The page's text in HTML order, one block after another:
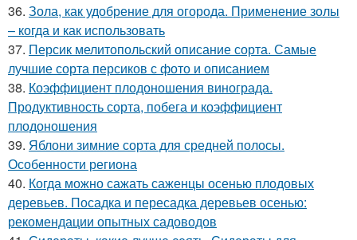
36. Зола, как удобрение для огорода. Применение золы
– когда и как использовать
37. Персик мелитопольский описание сорта. Самые
лучшие сорта персиков с фото и описанием
38. Коэффициент плодоношения винограда.
Продуктивность сорта, побега и коэффициент
плодоношения
39. Яблони зимние сорта для средней полосы.
Особенности региона
40. Когда можно сажать саженцы осенью плодовых
деревьев. Посадка и пересадка деревьев осенью:
рекомендации опытных садоводов